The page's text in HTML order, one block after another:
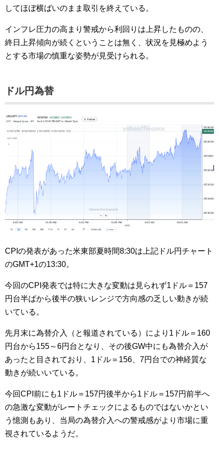
してほぼ横ばいのまま取引を終えている。
インフレ圧力の高まり警戒から利回りは上昇したものの、
終日上昇傾向が続くということは無く、状況を見極めよう
とする市場の慎重な姿勢が見受けられる。
ドル円為替
CPIの発表があった米東部夏時間8:30は上記ドル円チャート
のGMT+1の13:30。
今回のCPI発表では特に大きな変動は見られず1ドル＝157
円台半ばから後半の狭いレンジで方向感の乏しい動きが続
いている。
先月末に為替介入（と報道されている）により1ドル＝160
円台から155～6円台となり、その後GW中にも為替介入が
あったと目されており、1ドル＝156、7円台での神経質な
動きが続いいている。
今回CPI前にも1ドル＝157円後半から1ドル＝157円前半へ
の急激な変動がレートチェックによるものではないかとい
う憶測もあり、当局の為替介入への警戒感がより市場に重
視されているようだ。